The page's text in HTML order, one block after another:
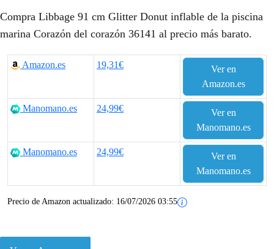
Compra Libbage 91 cm Glitter Donut inflable de la piscina
marina Corazón del corazón 36141 al precio más barato.
Amazon.es 19,31€
Ver en
Amazon.es
Manomano.es 24,99€
Ver en
Manomano.es
Manomano.es 24,99€
Ver en
Manomano.es
Precio de Amazon actualizado: 16/07/2026 03:55